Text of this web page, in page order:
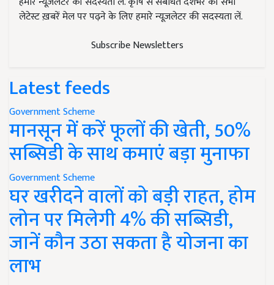
लेटेस्ट ख़बरें मेल पर पढ़ने के लिए हमारे न्यूज़लेटर की सदस्यता लें.
Subscribe Newsletters
Latest feeds
Government Scheme
मानसून में करें फूलों की खेती, 50%
सब्सिडी के साथ कमाएं बड़ा मुनाफा
Government Scheme
घर खरीदने वालों को बड़ी राहत, होम
लोन पर मिलेगी 4% की सब्सिडी,
जानें कौन उठा सकता है योजना का
लाभ